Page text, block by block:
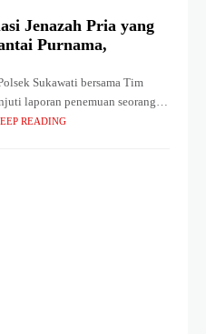
Jenazah Pria yang
Purnama,
Sukawati bersama Tim
laporan penemuan seorang
Penemuan bertempat di
READING